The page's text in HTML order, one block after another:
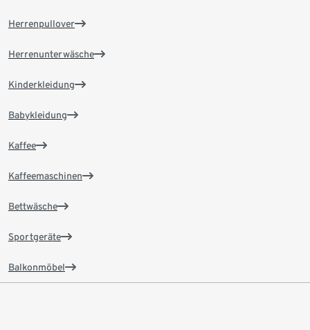
Herrenpullover
Herrenunterwäsche
Kinderkleidung
Babykleidung
Kaffee
Kaffeemaschinen
Bettwäsche
Sportgeräte
Balkonmöbel